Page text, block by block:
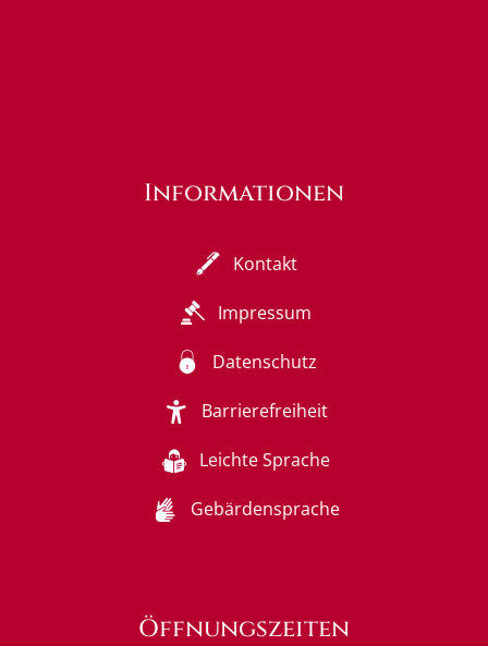
Informationen
Kontakt
Impressum
Datenschutz
Barrierefreiheit
Leichte Sprache
Gebärdensprache
Öffnungszeiten